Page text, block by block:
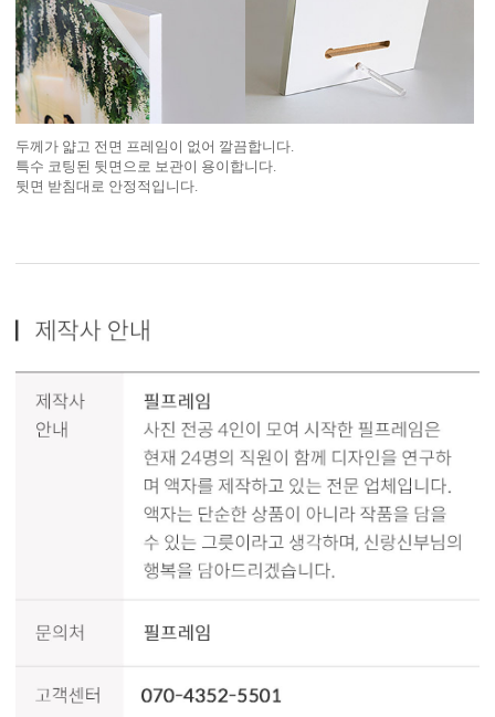
두께가 얇고 전면 프레임이 없어 깔끔합니다.
특수 코팅된 뒷면으로 보관이 용이합니다.
뒷면 받침대로 안정적입니다.